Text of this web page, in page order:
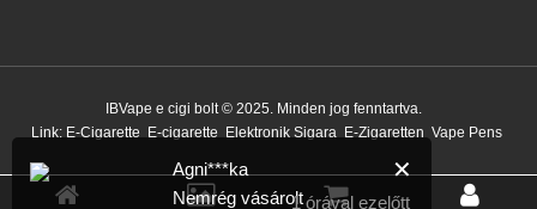
IBVape e cigi bolt © 2025. Minden jog fenntartva.
Link: E-Cigarette E-cigarette Elektronik Sigara E-Zigaretten Vape Pens
✕
Agni***ka
Nemrég vásárolt1 órával ezelőtt